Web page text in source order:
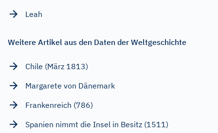
Leah
Weitere Artikel aus den Daten der Weltgeschichte
Chile (März 1813)
Margarete von Dänemark
Frankenreich (786)
Spanien nimmt die Insel in Besitz (1511)